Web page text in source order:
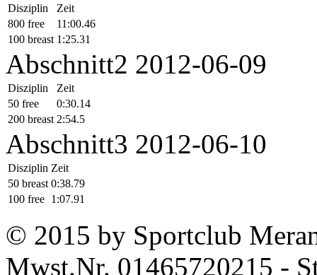
Disziplin
Zeit
800 free
11:00.46
100 breast 1:25.31
Abschnitt2 2012-06-09
Disziplin
Zeit
50 free
0:30.14
200 breast 2:54.5
Abschnitt3 2012-06-10
Disziplin Zeit
50 breast 0:38.79
100 free 1:07.91
© 2015 by Sportclub
Mwst.Nr. 01465720215 -